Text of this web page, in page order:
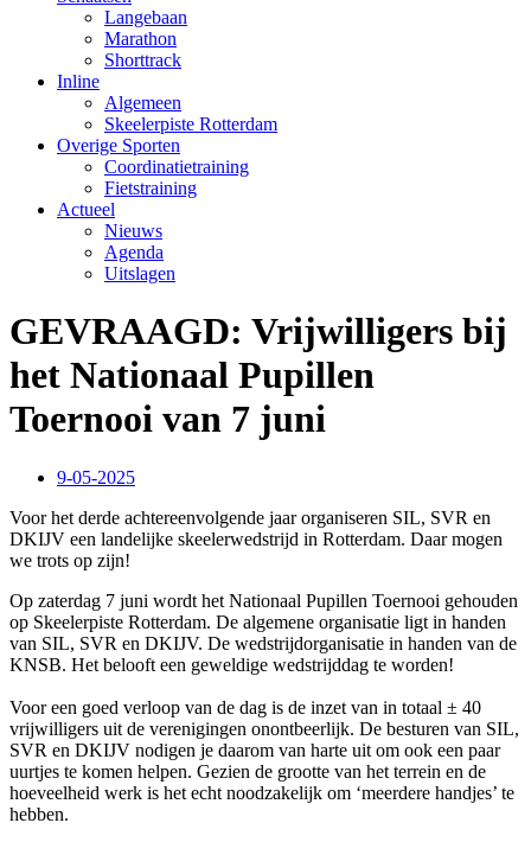
Langebaan
Marathon
Shorttrack
Inline
Algemeen
Skeelerpiste Rotterdam
Overige Sporten
Coordinatietraining
Fietstraining
Actueel
Nieuws
Agenda
Uitslagen
GEVRAAGD: Vrijwilligers bij
het Nationaal Pupillen
Toernooi van 7 juni
9-05-2025
Voor het derde achtereenvolgende jaar organiseren SIL, SVR en
DKIJV een landelijke skeelerwedstrijd in Rotterdam. Daar mogen
we trots op zijn!
Op zaterdag 7 juni wordt het Nationaal Pupillen Toernooi gehouden
op Skeelerpiste Rotterdam. De algemene organisatie ligt in handen
van SIL, SVR en DKIJV. De wedstrijdorganisatie in handen van de
KNSB. Het belooft een geweldige wedstrijddag te worden!
Voor een goed verloop van de dag is de inzet van in totaal ± 40
vrijwilligers uit de verenigingen onontbeerlijk. De besturen van SIL,
SVR en DKIJV nodigen je daarom van harte uit om ook een paar
uurtjes te komen helpen. Gezien de grootte van het terrein en de
hoeveelheid werk is het echt noodzakelijk om ‘meerdere handjes’ te
hebben.